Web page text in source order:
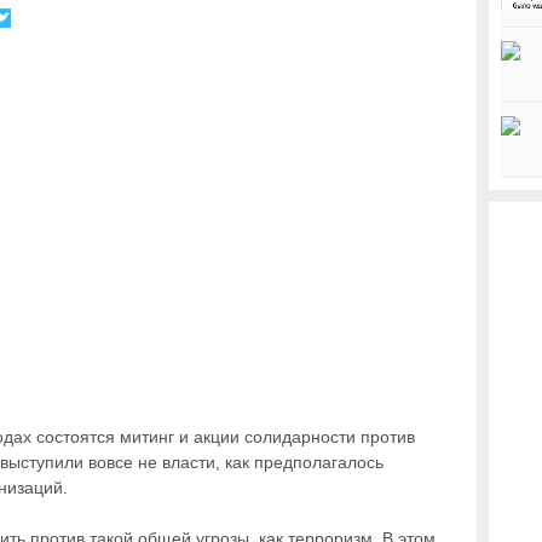
состоятся митинг и акции солидарности против
вовсе не власти, как предполагалось